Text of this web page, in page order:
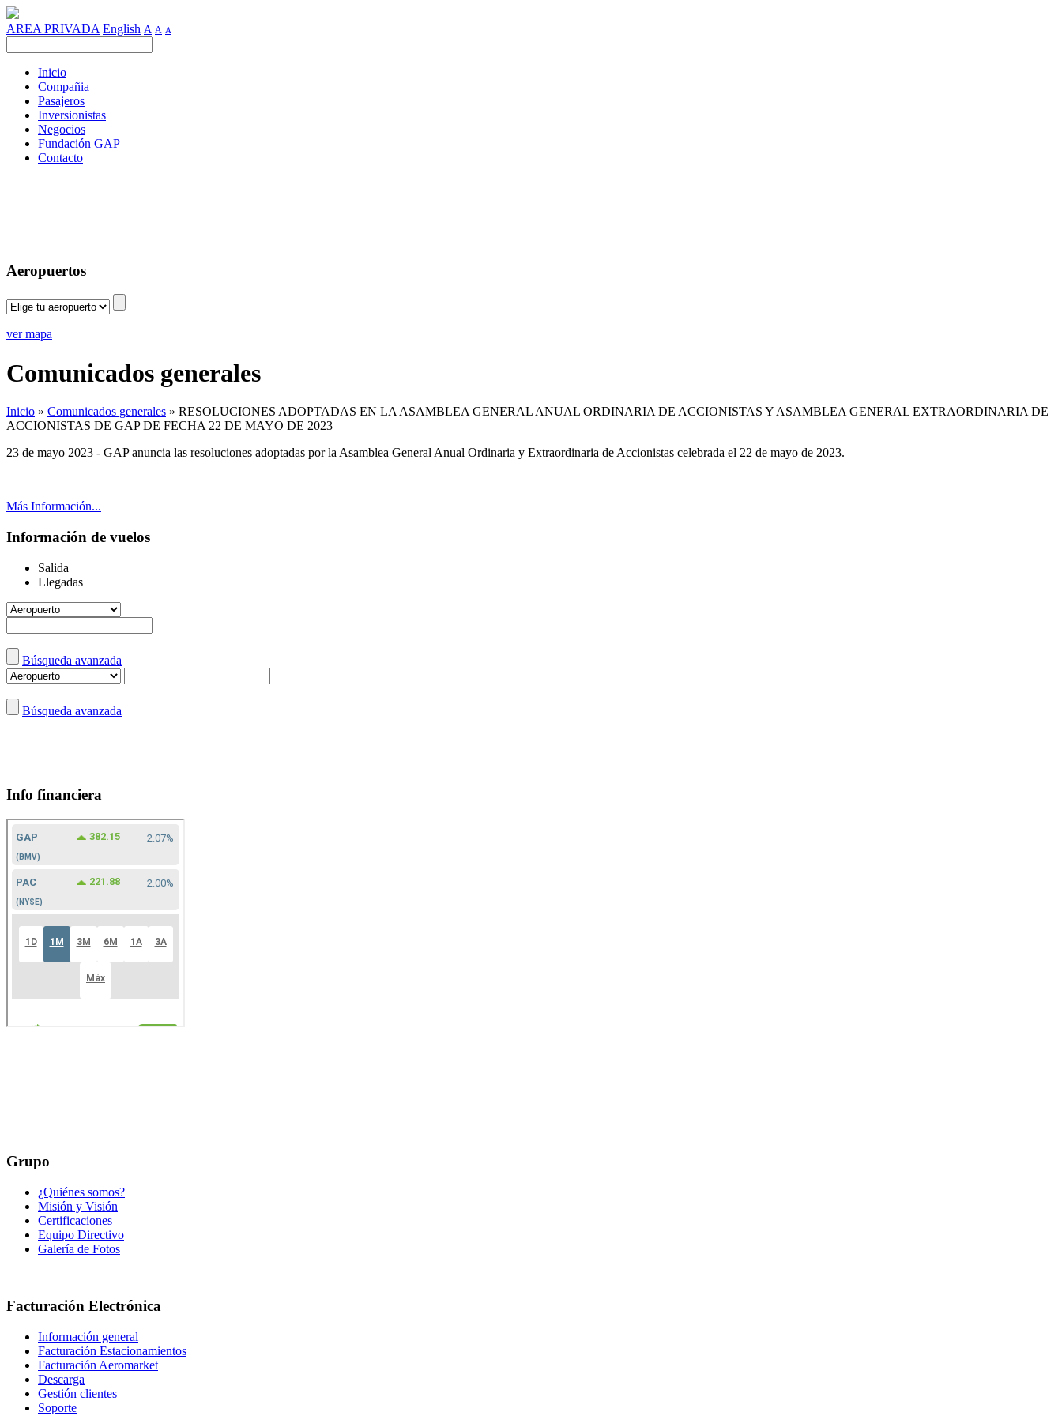
AREA PRIVADA English A A A
Inicio
Compañia
Pasajeros
Inversionistas
Negocios
Fundación GAP
Contacto
Aeropuertos
ver mapa
Comunicados generales
Inicio » Comunicados generales » RESOLUCIONES ADOPTADAS EN LA ASAMBLEA GENERAL ANUAL ORDINARIA DE ACCIONISTAS Y ASAMBLEA GENERAL EXTRAORDINARIA DE
ACCIONISTAS DE GAP DE FECHA 22 DE MAYO DE 2023
23 de mayo 2023 - GAP anuncia las resoluciones adoptadas por la Asamblea General Anual Ordinaria y Extraordinaria de Accionistas celebrada el 22 de mayo de 2023.
Más Información...
Información de vuelos
Salida
Llegadas
Búsqueda avanzada
Búsqueda avanzada
Info financiera
Grupo
¿Quiénes somos?
Misión y Visión
Certificaciones
Equipo Directivo
Galería de Fotos
Facturación Electrónica
Información general
Facturación Estacionamientos
Facturación Aeromarket
Descarga
Gestión clientes
Soporte